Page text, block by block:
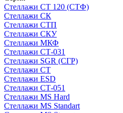
Стеллажи СТ 120 (СТФ)
Стеллажи СК
Стеллажи СТП
Стеллажи СКУ
Стеллажи МКФ
Стеллажи СТ-031
Стеллажи SGR (СГР)
Стеллажи СТ
Стеллажи ESD
Стеллажи СТ-051
Стеллажи MS Hard
Стеллажи MS Standart